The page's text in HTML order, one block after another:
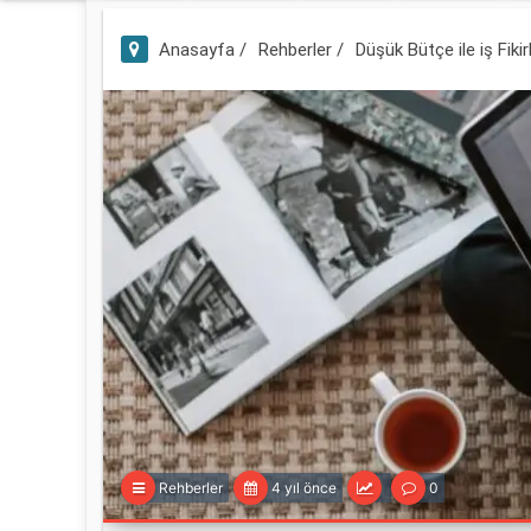
Anasayfa / Rehberler / Düşük Bütçe ile iş
Rehberler 4 yıl önce 0